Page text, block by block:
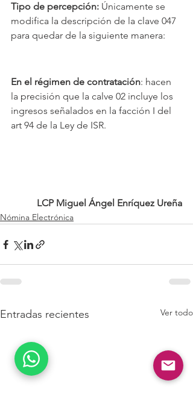
Tipo de percepción: Únicamente se
modifica la descripción de la clave 047
para quedar de la siguiente manera:
En el régimen de contratación: hacen
la precisión que la calve 02 incluye los
ingresos señalados en la facción I del
art 94 de la Ley de ISR.
LCP Miguel Ángel Enríquez Ureña
Nómina Electrónica
Entradas recientes Ver todo